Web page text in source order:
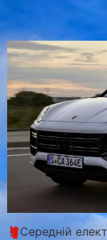
Середній